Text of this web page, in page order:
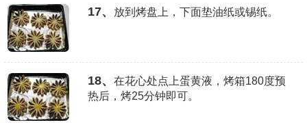
17、 放到烤盘上，下面垫油纸或锡纸。
18、
在花心处点上蛋黄液，烤箱180度预
热后，烤25分钟即可。